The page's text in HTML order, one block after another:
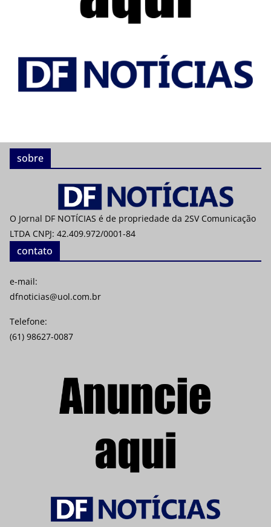
sobre
O Jornal DF NOTÍCIAS é de propriedade da 2SV Comunicação
LTDA CNPJ: 42.409.972/0001-84
contato
e-mail:
dfnoticias@uol.com.br
Telefone:
(61) 98627-0087